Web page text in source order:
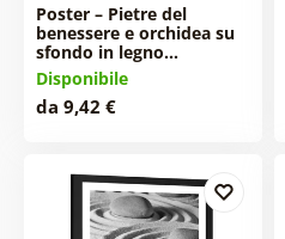
Poster – Pietre del
benessere e orchidea su
sfondo in legno…
Disponibile
da 9,42 €